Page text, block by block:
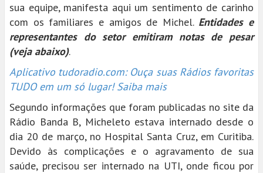
sua equipe, manifesta aqui um sentimento de carinho
com os familiares e amigos de Michel. Entidades e
representantes do setor emitiram notas de pesar
(veja abaixo).
Aplicativo tudoradio.com: Ouça suas Rádios favoritas
TUDO em um só lugar! Saiba mais
Segundo informações que foram publicadas no site da
Rádio Banda B, Micheleto estava internado desde o
dia 20 de março, no Hospital Santa Cruz, em Curitiba.
Devido às complicações e o agravamento de sua
saúde, precisou ser internado na UTI, onde ficou por